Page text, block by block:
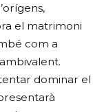
el matrimoni
com a
dominar el